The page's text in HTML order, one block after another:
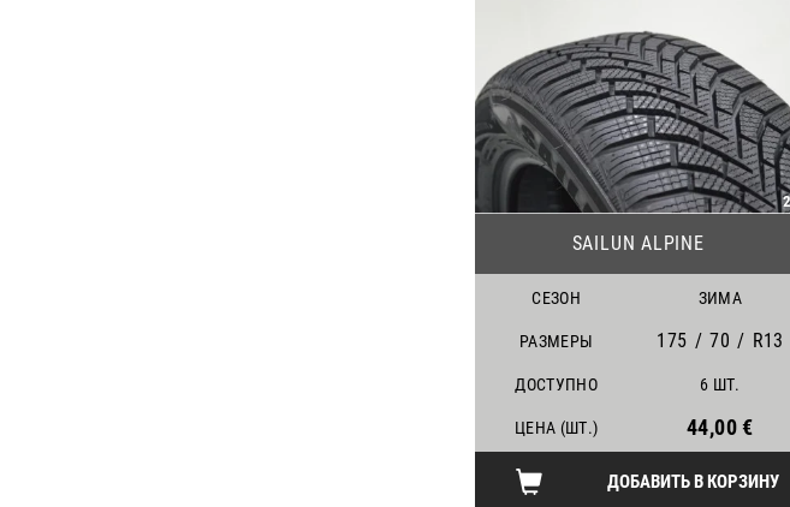
SAILUN ALPINE
СЕЗОН ЗИМА
РАЗМЕРЫ 175 / 70 / R13
ДОСТУПНО 6 ШТ.
ЦЕНА (ШТ.) 44,00 €
ДОБАВИТЬ В КОРЗИНУ